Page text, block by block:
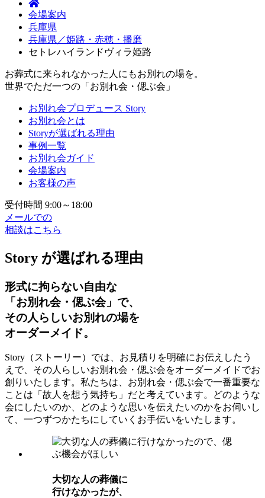
会場案内
兵庫県
兵庫県／姫路・赤穂・播磨
セトレハイランドヴィラ姫路
お葬式に来られなかった人にもお別れの場を。
世界でただ一つの「お別れ会・偲ぶ会」
お別れ会プロデュース Story
お別れ会とは
Storyが選ばれる理由
事例一覧
お別れ会ガイド
会場案内
お客様の声
受付時間 9:00～18:00
メールでの
相談はこちら
Story が選ばれる理由
形式に拘らない自由な
「お別れ会・偲ぶ会」で、
その人らしいお別れの場を
オーダーメイド。
Story（ストーリー）では、お見積りを明確にお伝えしたう
えで、その人らしいお別れ会・偲ぶ会をオーダーメイドでお
創りいたします。私たちは、お別れ会・偲ぶ会で一番重要な
ことは「故人を想う気持ち」だと考えています。どのような
会にしたいのか、どのような思いを伝えたいのかをお伺いし
て、一つずつかたちにしていくお手伝いをいたします。
⼤切な⼈の葬儀に
⾏けなかったが、